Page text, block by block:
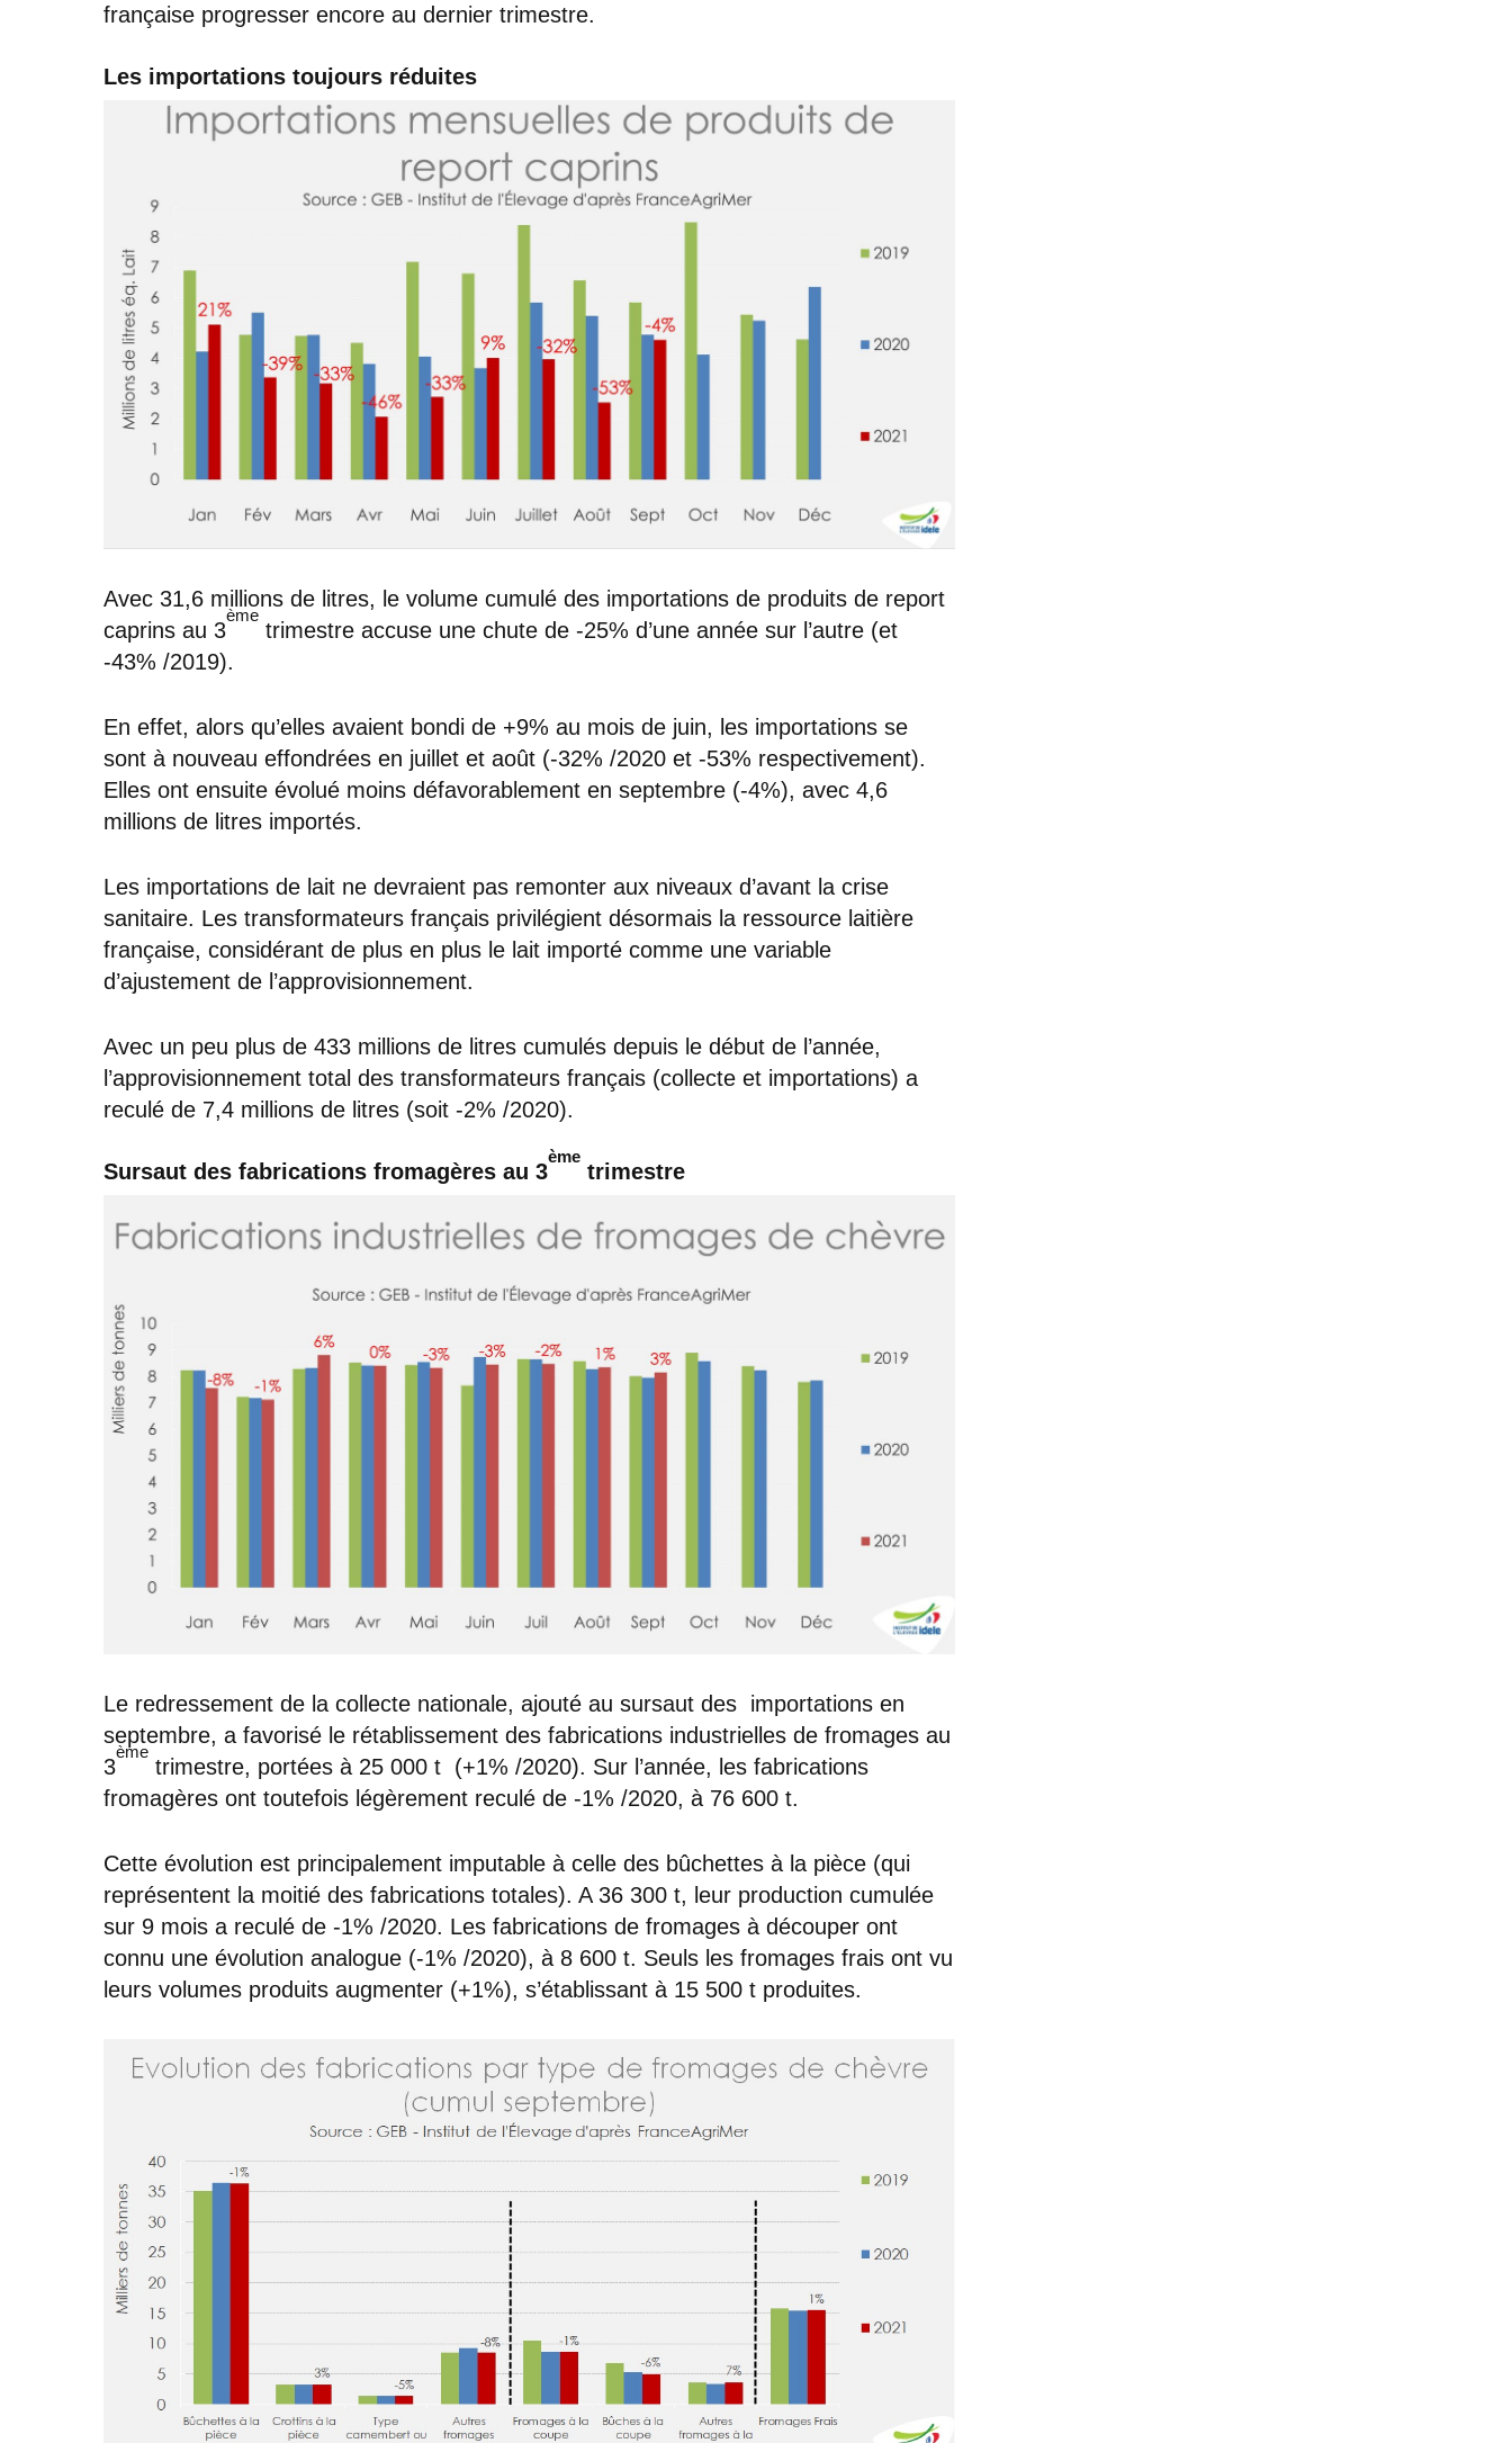
française progresser encore au dernier trimestre.
Les importations toujours réduites
Avec 31,6 millions de litres, le volume cumulé des importations de produits de report
caprins au 3
ème
trimestre accuse une chute de -25% d’une année sur l’autre (et
-43% /2019).
En effet, alors qu’elles avaient bondi de +9% au mois de juin, les importations se
sont à nouveau effondrées en juillet et août (-32% /2020 et -53% respectivement).
Elles ont ensuite évolué moins défavorablement en septembre (-4%), avec 4,6
millions de litres importés.
Les importations de lait ne devraient pas remonter aux niveaux d’avant la crise
sanitaire. Les transformateurs français privilégient désormais la ressource laitière
française, considérant de plus en plus le lait importé comme une variable
d’ajustement de l’approvisionnement.
Avec un peu plus de 433 millions de litres cumulés depuis le début de l’année,
l’approvisionnement total des transformateurs français (collecte et importations) a
reculé de 7,4 millions de litres (soit -2% /2020).
Sursaut des fabrications fromagères au 3
ème
trimestre
Le redressement de la collecte nationale, ajouté au sursaut des importations en
septembre, a favorisé le rétablissement des fabrications industrielles de fromages au
3
ème
trimestre, portées à 25 000 t (+1% /2020). Sur l’année, les fabrications
fromagères ont toutefois légèrement reculé de -1% /2020, à 76 600 t.
Cette évolution est principalement imputable à celle des bûchettes à la pièce (qui
représentent la moitié des fabrications totales). A 36 300 t, leur production cumulée
sur 9 mois a reculé de -1% /2020. Les fabrications de fromages à découper ont
connu une évolution analogue (-1% /2020), à 8 600 t. Seuls les fromages frais ont vu
leurs volumes produits augmenter (+1%), s’établissant à 15 500 t produites.